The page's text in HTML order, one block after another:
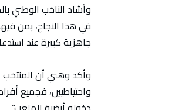
وأشاد الناخب الوطني
في هذا النجاح، بمن
جاهزية كبيرة عند
وأكد وهبي أن المنتخب
واحتياطيين، فجميع